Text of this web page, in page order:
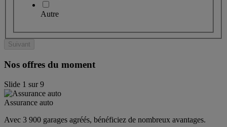
Autre
Suivant
Nos offres du moment
Slide 1 sur9
Assurance auto
Avec 3 900 garages agréés, bénéficiez de nombreux avantages.